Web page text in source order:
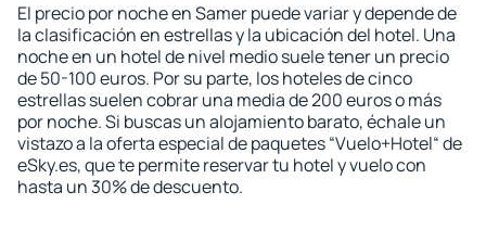
El precio por noche en Samer puede variar y depende de
la clasificación en estrellas y la ubicación del hotel. Una
noche en un hotel de nivel medio suele tener un precio
de 50-100 euros. Por su parte, los hoteles de cinco
estrellas suelen cobrar una media de 200 euros o más
por noche. Si buscas un alojamiento barato, échale un
vistazo a la oferta especial de paquetes “Vuelo+Hotel“ de
eSky.es, que te permite reservar tu hotel y vuelo con
hasta un 30% de descuento.